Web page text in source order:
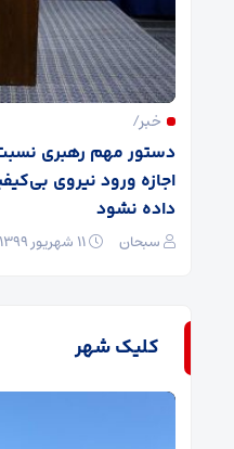
خبر/
دستور مهم رهبری
اجازه ورود نیروی
داده نشود
سبحان
کلیک شهر